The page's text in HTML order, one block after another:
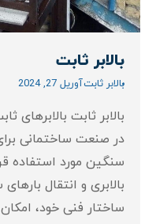
بالابر ثابت
بالابر ثابتآوریل 27, 2024
بالابر ثابت بالابرهای
در صنعت ساختمانی
سنگین مورد استفاده
بالابری و انتقال
ساختار فنی خود،